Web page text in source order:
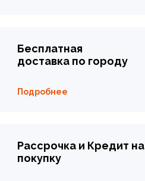
Бесплатная
доставка по городу
Подробнее
Рассрочка и Кредит на
покупку